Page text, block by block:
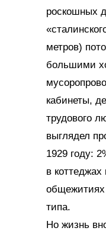
роскошных
метров)
большими
кабинеты,
трудового
выглядел
1929 году:
в
общежитиях
типа.
Но жизнь